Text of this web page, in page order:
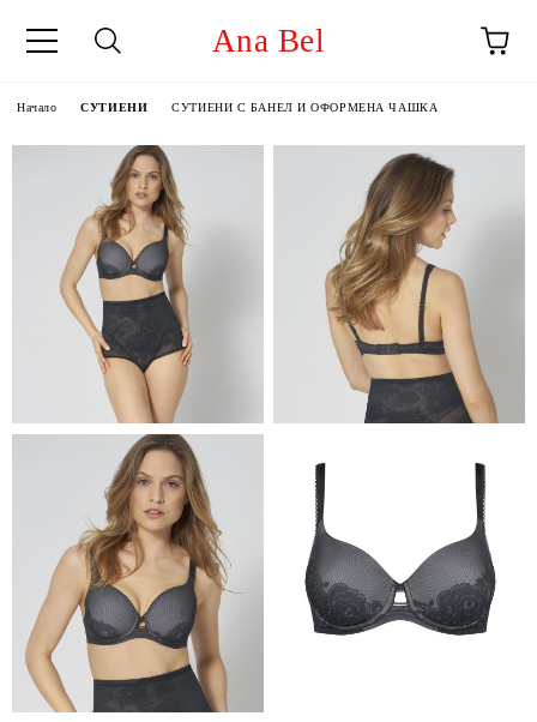
Ana Bel
Начало СУТИЕНИ СУТИЕНИ С БАНЕЛ И ОФОРМЕНА ЧАШКА